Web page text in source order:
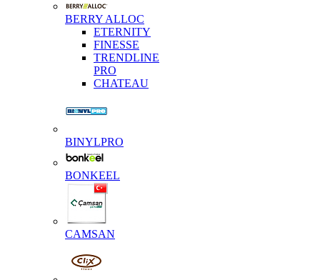
BERRY ALLOC
ETERNITY
FINESSE
TRENDLINE
PRO
CHATEAU
BINYLPRO
BONKEEL
CAMSAN